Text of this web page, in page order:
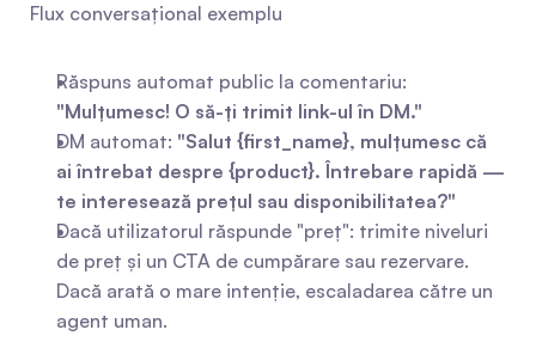
Flux conversațional exemplu
"Mulțumesc! O să-ți trimit link-ul în DM."
DM automat: "Salut {first_name}, mulțumesc că
ai întrebat despre {product}. Întrebare rapidă —
te interesează prețul sau disponibilitatea?"
Dacă utilizatorul răspunde "preț": trimite niveluri
de preț și un CTA de cumpărare sau rezervare.
Dacă arată o mare intenție, escaladarea către un
agent uman.